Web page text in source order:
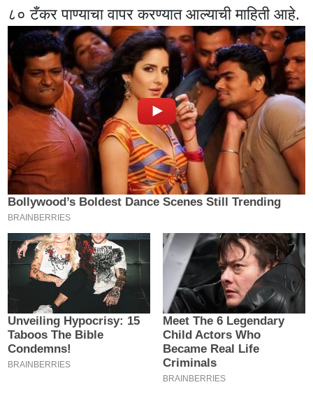
८० टँकर पाण्याचा वापर करण्यात आल्याची माहिती आहे.